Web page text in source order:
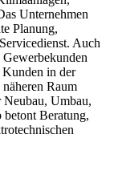
Unternehmen
Planung,
Auch
in der
Raum
Neubau, Umbau,
Beratung,